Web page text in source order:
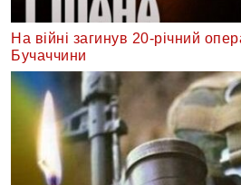
На війні загинув 20-річний
Бучаччини